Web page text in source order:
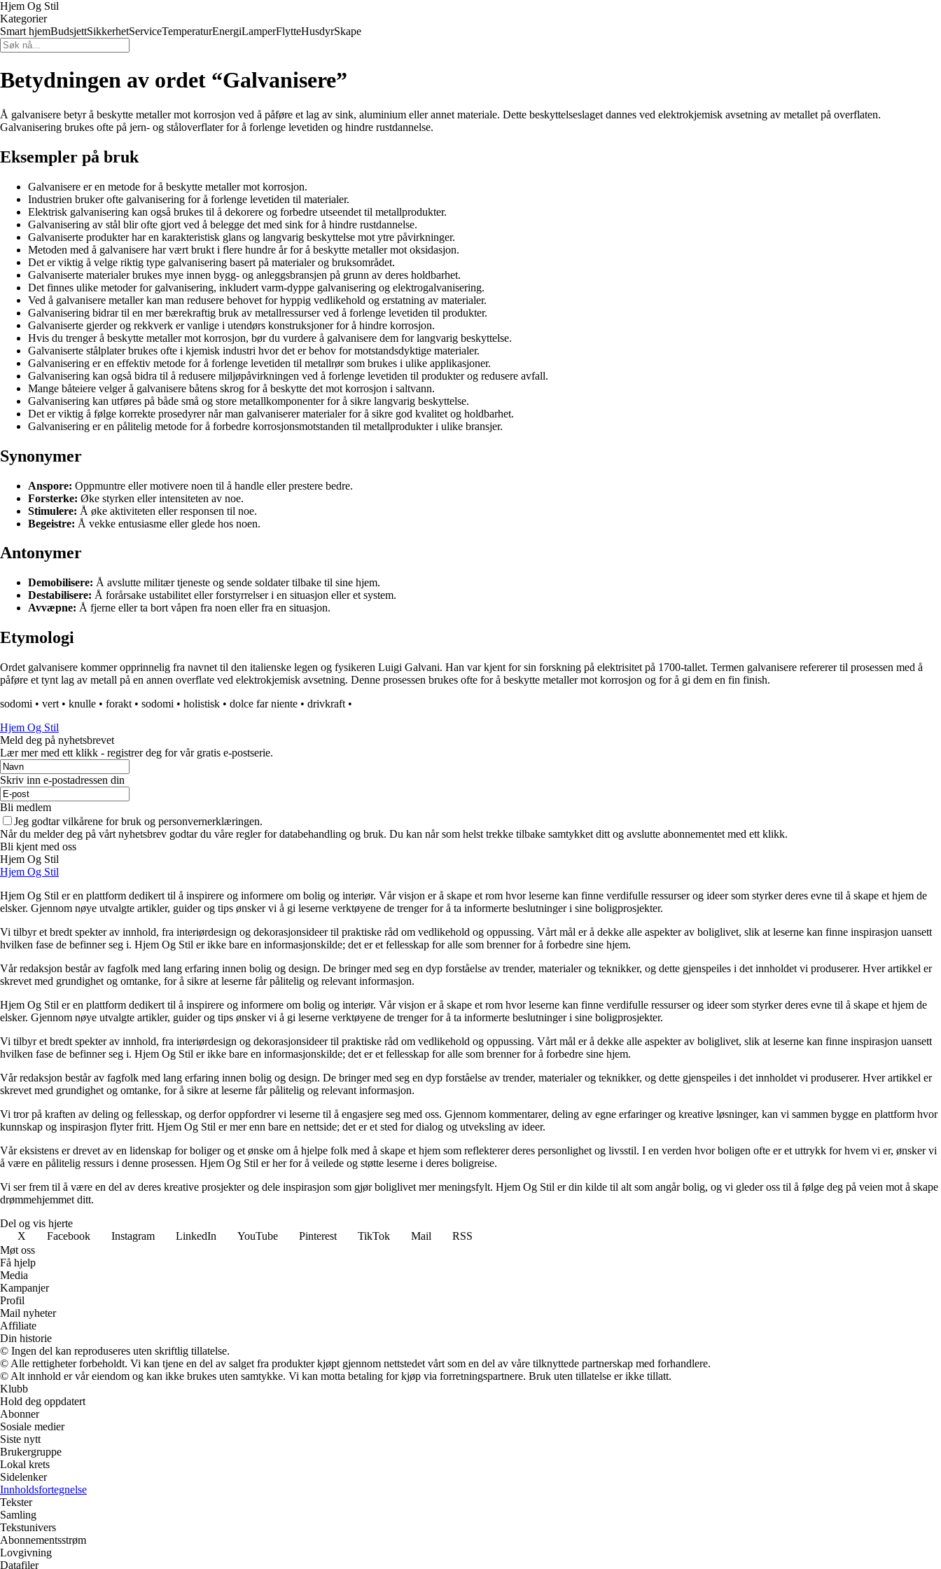
Hjem Og Stil
Kategorier
Smart hjemBudsjettSikkerhetServiceTemperaturEnergiLamperFlytteHusdyrSkape
Betydningen av ordet “Galvanisere”
Å galvanisere betyr å beskytte metaller mot korrosjon ved å påføre et lag av sink, aluminium eller annet materiale. Dette beskyttelseslaget dannes ved elektrokjemisk avsetning av metallet på overflaten.
Galvanisering brukes ofte på jern- og ståloverflater for å forlenge levetiden og hindre rustdannelse.
Eksempler på bruk
Galvanisere er en metode for å beskytte metaller mot korrosjon.
Industrien bruker ofte galvanisering for å forlenge levetiden til materialer.
Elektrisk galvanisering kan også brukes til å dekorere og forbedre utseendet til metallprodukter.
Galvanisering av stål blir ofte gjort ved å belegge det med sink for å hindre rustdannelse.
Galvaniserte produkter har en karakteristisk glans og langvarig beskyttelse mot ytre påvirkninger.
Metoden med å galvanisere har vært brukt i flere hundre år for å beskytte metaller mot oksidasjon.
Det er viktig å velge riktig type galvanisering basert på materialer og bruksområdet.
Galvaniserte materialer brukes mye innen bygg- og anleggsbransjen på grunn av deres holdbarhet.
Det finnes ulike metoder for galvanisering, inkludert varm-dyppe galvanisering og elektrogalvanisering.
Ved å galvanisere metaller kan man redusere behovet for hyppig vedlikehold og erstatning av materialer.
Galvanisering bidrar til en mer bærekraftig bruk av metallressurser ved å forlenge levetiden til produkter.
Galvaniserte gjerder og rekkverk er vanlige i utendørs konstruksjoner for å hindre korrosjon.
Hvis du trenger å beskytte metaller mot korrosjon, bør du vurdere å galvanisere dem for langvarig beskyttelse.
Galvaniserte stålplater brukes ofte i kjemisk industri hvor det er behov for motstandsdyktige materialer.
Galvanisering er en effektiv metode for å forlenge levetiden til metallrør som brukes i ulike applikasjoner.
Galvanisering kan også bidra til å redusere miljøpåvirkningen ved å forlenge levetiden til produkter og redusere avfall.
Mange båteiere velger å galvanisere båtens skrog for å beskytte det mot korrosjon i saltvann.
Galvanisering kan utføres på både små og store metallkomponenter for å sikre langvarig beskyttelse.
Det er viktig å følge korrekte prosedyrer når man galvaniserer materialer for å sikre god kvalitet og holdbarhet.
Galvanisering er en pålitelig metode for å forbedre korrosjonsmotstanden til metallprodukter i ulike bransjer.
Synonymer
Anspore: Oppmuntre eller motivere noen til å handle eller prestere bedre.
Forsterke: Øke styrken eller intensiteten av noe.
Stimulere: Å øke aktiviteten eller responsen til noe.
Begeistre: Å vekke entusiasme eller glede hos noen.
Antonymer
Demobilisere: Å avslutte militær tjeneste og sende soldater tilbake til sine hjem.
Destabilisere: Å forårsake ustabilitet eller forstyrrelser i en situasjon eller et system.
Avvæpne: Å fjerne eller ta bort våpen fra noen eller fra en situasjon.
Etymologi
Ordet galvanisere kommer opprinnelig fra navnet til den italienske legen og fysikeren Luigi Galvani. Han var kjent for sin forskning på elektrisitet på 1700-tallet. Termen galvanisere refererer til prosessen med å
påføre et tynt lag av metall på en annen overflate ved elektrokjemisk avsetning. Denne prosessen brukes ofte for å beskytte metaller mot korrosjon og for å gi dem en fin finish.
sodomi • vert • knulle • forakt • sodomi • holistisk • dolce far niente • drivkraft •
Hjem Og Stil
Meld deg på nyhetsbrevet
Lær mer med ett klikk - registrer deg for vår gratis e-postserie.
Skriv inn e-postadressen din
Bli medlem
Jeg godtar vilkårene for bruk og personvernerklæringen.
Når du melder deg på vårt nyhetsbrev godtar du våre regler for databehandling og bruk. Du kan når som helst trekke tilbake samtykket ditt og avslutte abonnementet med ett klikk.
Bli kjent med oss
Hjem Og Stil
Hjem Og Stil
Hjem Og Stil er en plattform dedikert til å inspirere og informere om bolig og interiør. Vår visjon er å skape et rom hvor leserne kan finne verdifulle ressurser og ideer som styrker deres evne til å skape et hjem de
elsker. Gjennom nøye utvalgte artikler, guider og tips ønsker vi å gi leserne verktøyene de trenger for å ta informerte beslutninger i sine boligprosjekter.
Vi tilbyr et bredt spekter av innhold, fra interiørdesign og dekorasjonsideer til praktiske råd om vedlikehold og oppussing. Vårt mål er å dekke alle aspekter av boliglivet, slik at leserne kan finne inspirasjon uansett
hvilken fase de befinner seg i. Hjem Og Stil er ikke bare en informasjonskilde; det er et fellesskap for alle som brenner for å forbedre sine hjem.
Vår redaksjon består av fagfolk med lang erfaring innen bolig og design. De bringer med seg en dyp forståelse av trender, materialer og teknikker, og dette gjenspeiles i det innholdet vi produserer. Hver artikkel er
skrevet med grundighet og omtanke, for å sikre at leserne får pålitelig og relevant informasjon.
Hjem Og Stil er en plattform dedikert til å inspirere og informere om bolig og interiør. Vår visjon er å skape et rom hvor leserne kan finne verdifulle ressurser og ideer som styrker deres evne til å skape et hjem de
elsker. Gjennom nøye utvalgte artikler, guider og tips ønsker vi å gi leserne verktøyene de trenger for å ta informerte beslutninger i sine boligprosjekter.
Vi tilbyr et bredt spekter av innhold, fra interiørdesign og dekorasjonsideer til praktiske råd om vedlikehold og oppussing. Vårt mål er å dekke alle aspekter av boliglivet, slik at leserne kan finne inspirasjon uansett
hvilken fase de befinner seg i. Hjem Og Stil er ikke bare en informasjonskilde; det er et fellesskap for alle som brenner for å forbedre sine hjem.
Vår redaksjon består av fagfolk med lang erfaring innen bolig og design. De bringer med seg en dyp forståelse av trender, materialer og teknikker, og dette gjenspeiles i det innholdet vi produserer. Hver artikkel er
skrevet med grundighet og omtanke, for å sikre at leserne får pålitelig og relevant informasjon.
Vi tror på kraften av deling og fellesskap, og derfor oppfordrer vi leserne til å engasjere seg med oss. Gjennom kommentarer, deling av egne erfaringer og kreative løsninger, kan vi sammen bygge en plattform hvor
kunnskap og inspirasjon flyter fritt. Hjem Og Stil er mer enn bare en nettside; det er et sted for dialog og utveksling av ideer.
Vår eksistens er drevet av en lidenskap for boliger og et ønske om å hjelpe folk med å skape et hjem som reflekterer deres personlighet og livsstil. I en verden hvor boligen ofte er et uttrykk for hvem vi er, ønsker vi
å være en pålitelig ressurs i denne prosessen. Hjem Og Stil er her for å veilede og støtte leserne i deres boligreise.
Vi ser frem til å være en del av deres kreative prosjekter og dele inspirasjon som gjør boliglivet mer meningsfylt. Hjem Og Stil er din kilde til alt som angår bolig, og vi gleder oss til å følge deg på veien mot å skape
drømmehjemmet ditt.
Del og vis hjerte
X
Facebook Instagram LinkedIn YouTube Pinterest TikTok Mail
RSS
Møt oss
Få hjelp
Media
Kampanjer
Profil
Mail nyheter
Affiliate
Din historie
© Ingen del kan reproduseres uten skriftlig tillatelse.
© Alle rettigheter forbeholdt. Vi kan tjene en del av salget fra produkter kjøpt gjennom nettstedet vårt som en del av våre tilknyttede partnerskap med forhandlere.
© Alt innhold er vår eiendom og kan ikke brukes uten samtykke. Vi kan motta betaling for kjøp via forretningspartnere. Bruk uten tillatelse er ikke tillatt.
Klubb
Hold deg oppdatert
Abonner
Sosiale medier
Siste nytt
Brukergruppe
Lokal krets
Sidelenker
Innholdsfortegnelse
Tekster
Samling
Tekstunivers
Abonnementsstrøm
Lovgivning
Datafiler